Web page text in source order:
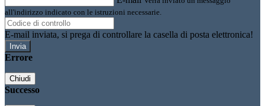
all'indirizzo indicato con le istruzioni necessarie.
E-mail inviata, si prega di controllare la casella di posta elettronica!
Errore
Chiudi
Successo